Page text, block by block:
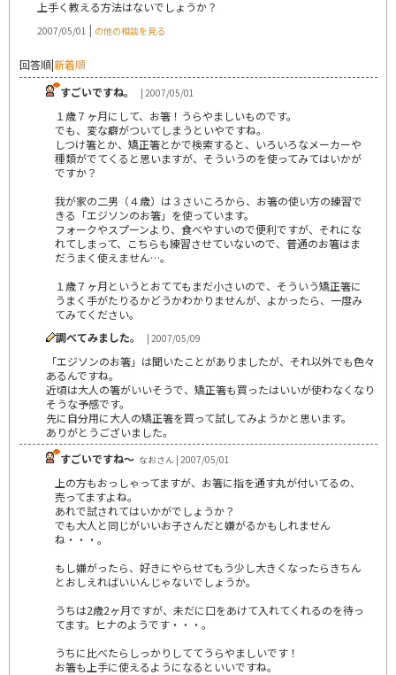
上手く教える方法はないでしょうか？
2007/05/01 | の他の相談を見る
回答順|新着順
すごいですね。
| 2007/05/01
１歳７ヶ月にして、お箸！うらやましいものです。
でも、変な癖がついてしまうといやですね。
しつけ箸とか、矯正箸とかで検索すると、いろいろなメーカーや
種類がでてくると思いますが、そういうのを使ってみてはいかが
ですか？
我が家の二男（４歳）は３さいころから、お箸の使い方の練習で
きる「エジソンのお箸」を使っています。
フォークやスプーンより、食べやすいので便利ですが、それにな
れてしまって、こちらも練習させていないので、普通のお箸はま
だうまく使えません…。
１歳７ヶ月というとおててもまだ小さいので、そういう矯正箸に
うまく手がたりるかどうかわかりませんが、よかったら、一度み
てみてください。
調べてみました。
| 2007/05/09
「エジソンのお箸」は聞いたことがありましたが、それ以外でも色々
あるんですね。
近頃は大人の箸がいいそうで、矯正箸も買ったはいいが使わなくなり
そうな予感です。
先に自分用に大人の矯正箸を買って試してみようかと思います。
ありがとうございました。
すごいですね～ なおさん | 2007/05/01
上の方もおっしゃってますが、お箸に指を通す丸が付いてるの、
売ってますよね。
あれで試されてはいかがでしょうか？
でも大人と同じがいいお子さんだと嫌がるかもしれません
ね・・・。
もし嫌がったら、好きにやらせてもう少し大きくなったらきちん
とおしえればいいんじゃないでしょうか。
うちは2歳2ヶ月ですが、未だに口をあけて入れてくれるのを待っ
てます。ヒナのようです・・・。
うちに比べたらしっかりしててうらやましいです！
お箸も上手に使えるようになるといいですね。